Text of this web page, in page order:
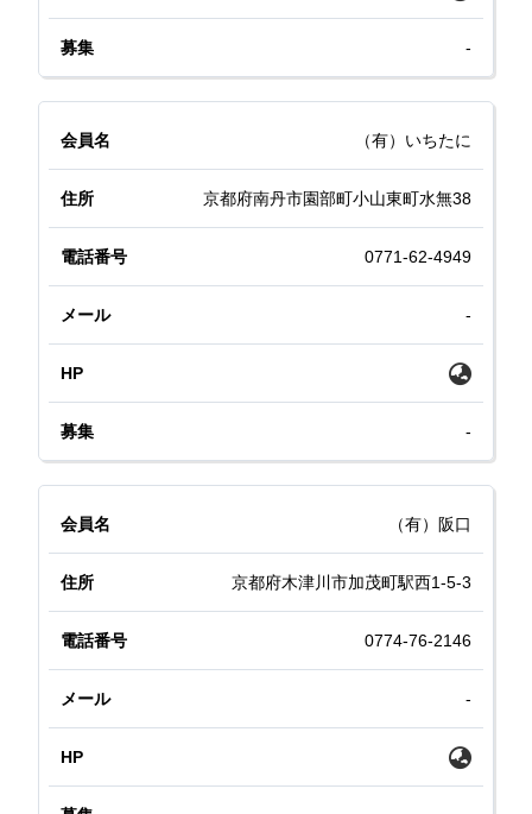
-
（有）いちたに
京都府南丹市園部町小山東町水無38
0771-62-4949
-
-
（有）阪口
京都府木津川市加茂町駅西1-5-3
0774-76-2146
-